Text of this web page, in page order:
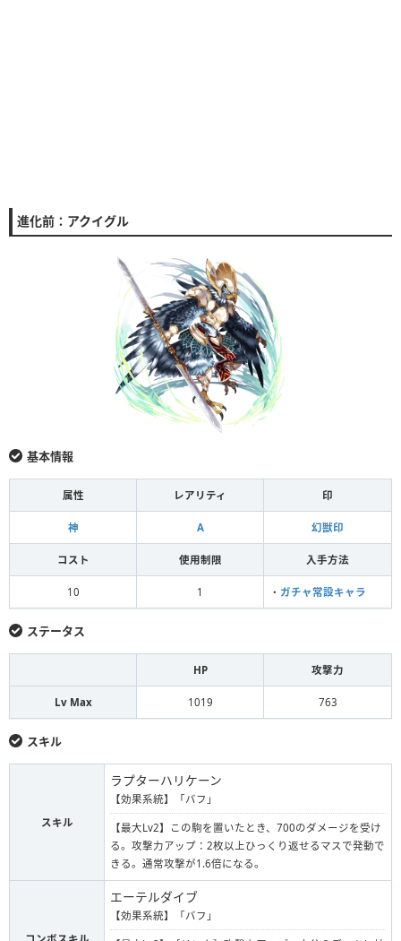
進化前：アクイグル
基本情報
属性 レアリティ 印
神 A 幻獣印
コスト 使用制限 入手方法
10 1 ・ ガチャ常設キャラ
ステータス
HP 攻撃力
Lv Max 1019 763
スキル
スキル
ラプターハリケーン
【効果系統】「バフ」
【最大Lv2】この駒を置いたとき、700のダメージを受け
る。攻撃力アップ：2枚以上ひっくり返せるマスで発動で
きる。通常攻撃が1.6倍になる。
エーテルダイブ
【効果系統】「バフ」